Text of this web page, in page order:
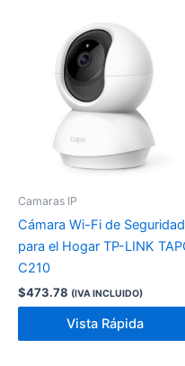
Camaras IP
Cámara Wi-Fi de Seguridad
para el Hogar TP-LINK
C210
$473.78 (IVA INCLUIDO)
Vista Rápida